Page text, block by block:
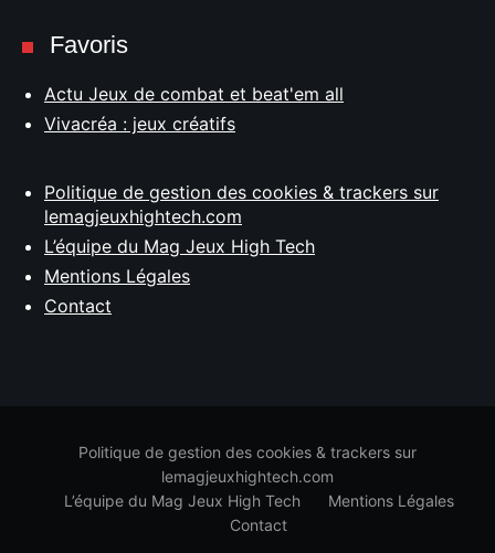
Favoris
Actu Jeux de combat et beat'em all
Vivacréa : jeux créatifs
Politique de gestion des cookies & trackers sur
lemagjeuxhightech.com
L’équipe du Mag Jeux High Tech
Mentions Légales
Contact
Politique de gestion des cookies & trackers sur
lemagjeuxhightech.com
L’équipe du Mag Jeux High Tech
Mentions Légales
Contact